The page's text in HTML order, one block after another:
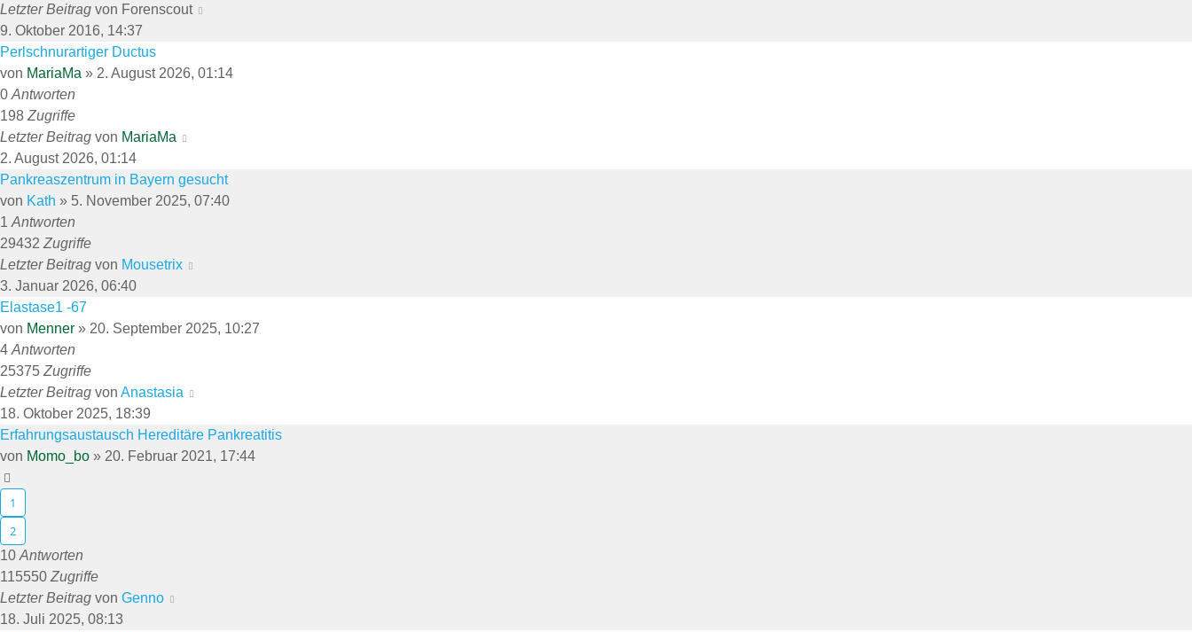
Letzter Beitrag von Forenscout
9. Oktober 2016, 14:37
Perlschnurartiger Ductus
von MariaMa » 2. August 2026, 01:14
0 Antworten
198 Zugriffe
Letzter Beitrag von MariaMa
2. August 2026, 01:14
Pankreaszentrum in Bayern gesucht
von Kath » 5. November 2025, 07:40
1 Antworten
29432 Zugriffe
Letzter Beitrag von Mousetrix
3. Januar 2026, 06:40
Elastase1 -67
von Menner » 20. September 2025, 10:27
4 Antworten
25375 Zugriffe
Letzter Beitrag von Anastasia
18. Oktober 2025, 18:39
Erfahrungsaustausch Hereditäre Pankreatitis
von Momo_bo » 20. Februar 2021, 17:44
1
2
10 Antworten
115550 Zugriffe
Letzter Beitrag von Genno
18. Juli 2025, 08:13